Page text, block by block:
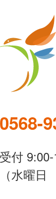
0568-
受付
（水曜